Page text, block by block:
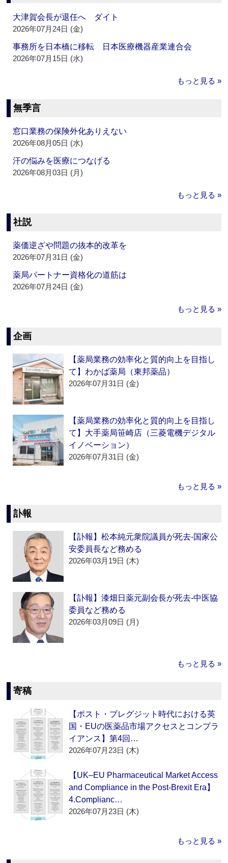
大津賀会長が退任へ ダイト
2026年07月24日 (金)
事務所を日本橋に移転 日本医療機器産業連合会
2026年07月15日 (水)
もっと見る »
無季言
窓口業務の保険外化ありえない
2026年08月05日 (水)
汗の悩みを医療につなげる
2026年08月03日 (月)
もっと見る »
社説
薬価逆ざや問題の抜本的改革を
2026年07月31日 (金)
薬局パートナー資格化の道筋は
2026年07月24日 (金)
もっと見る »
企画
【薬局業務の効率化と質的向上を目指し
て】わかば薬局（東邦薬品）
2026年07月31日 (金)
【薬局業務の効率化と質的向上を目指し
て】大手薬局笹崎店（三菱電機デジタル
イノベーション）
2026年07月31日 (金)
もっと見る »
訃報
【訃報】松本純元衆院議員が死去‐国家公
安委員長など務める
2026年03月19日 (木)
【訃報】漆畑日薬元副会長が死去‐中医協
委員など務める
2026年03月09日 (月)
もっと見る »
寄稿
【ポスト・ブレグジット時代における英
国・EUの医薬品市場アクセスとコンプラ
イアンス】第4回…
2026年07月23日 (木)
【UK–EU Pharmaceutical Market Access
and Compliance in the Post-Brexit Era】
4.Complianc…
2026年07月23日 (木)
もっと見る »